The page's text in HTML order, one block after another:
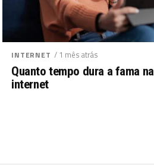
INTERNET / 1 mês atrás
Quanto tempo dura a fama na
internet